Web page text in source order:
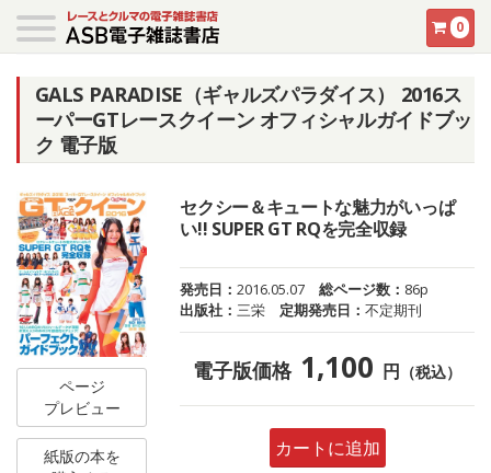
0
GALS PARADISE（ギャルズパラダイス） 2016ス
ーパーGTレースクイーン オフィシャルガイドブッ
ク 電子版
ページ
プレビュー
紙版の本を
セクシー＆キュートな魅力がいっぱ
い!! SUPER GT RQを完全収録
発売日：2016.05.07 総ページ数： 86p
出版社：三栄 定期発売日：不定期刊
電子版価格 1,100 円 （税込）
カートに追加